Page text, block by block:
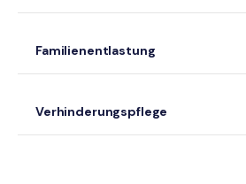
Familienentlastung
Verhinderungspflege